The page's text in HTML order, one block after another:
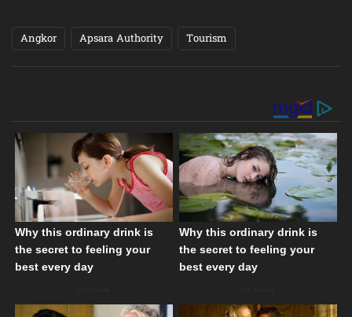
Angkor Apsara Authority Tourism